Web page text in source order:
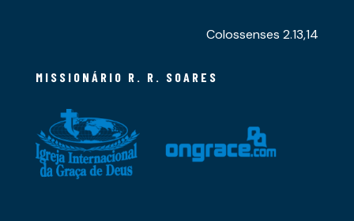
Colossenses 2.13,14
MISSIONÁRIO R. R. SOARES